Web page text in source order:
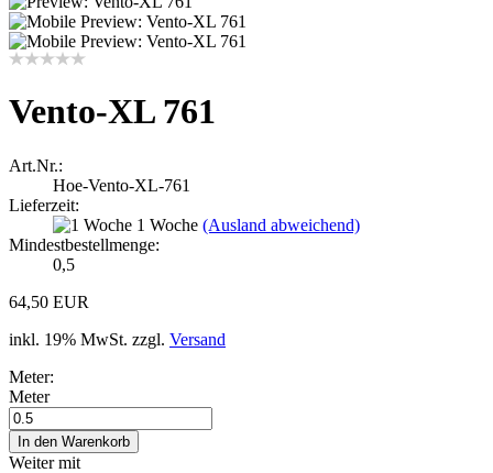
Vento-XL 761
Art.Nr.:
Hoe-Vento-XL-761
Lieferzeit:
1 Woche (Ausland abweichend)
Mindestbestellmenge:
0,5
64,50 EUR
inkl. 19% MwSt. zzgl. Versand
Meter:
Meter
Weiter mit